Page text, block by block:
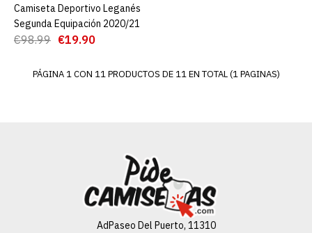
€69.99 €19.90
AGREGAR AL CARRO
AGREGAR AL CARRO
Camiseta Deportivo Leganés
Segunda Equipación 2020/21
€98.99 €19.90
PÁGINA 1 CON 11 PRODUCTOS DE 11 EN TOTAL (1 PAGINAS)
AdPaseo Del Puerto, 11310